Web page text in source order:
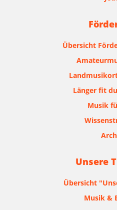
Übersicht
Länger fit
Musik
Unsere
Übersicht
Musik &